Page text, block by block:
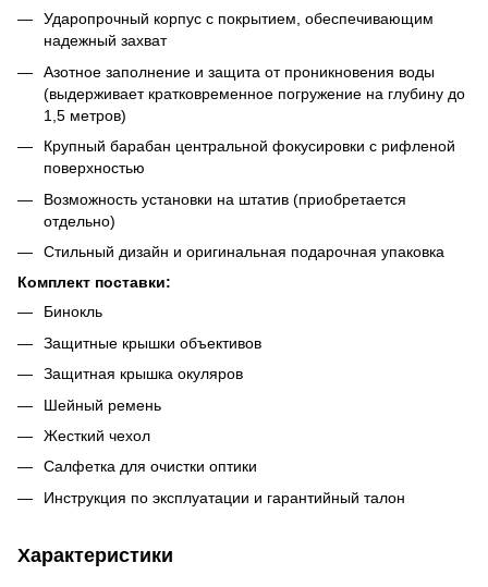
Ударопрочный корпус с покрытием, обеспечивающим
надежный захват
Азотное заполнение и защита от проникновения воды
(выдерживает кратковременное погружение на глубину до
1,5 метров)
Крупный барабан центральной фокусировки с рифленой
поверхностью
Возможность установки на штатив (приобретается
отдельно)
Стильный дизайн и оригинальная подарочная упаковка
Комплект поставки:
Бинокль
Защитные крышки объективов
Защитная крышка окуляров
Шейный ремень
Жесткий чехол
Салфетка для очистки оптики
Инструкция по эксплуатации и гарантийный талон
Характеристики